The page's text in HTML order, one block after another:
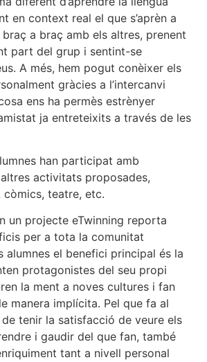
en context real el que s’aprèn a
a braç amb els altres, prenent
part del grup i sentint-se
A més, hem pogut conèixer els
gràcies a l’intercanvi
ens ha permès estrènyer
ja entreteixits a través de les
han participat amb
activitats proposades,
teatre, etc.
un projecte eTwinning reporta
per a tota la comunitat
alumnes el benefici principal és la
protagonistes del seu propi
la ment a noves cultures i fan
manera implícita. Pel que fa al
tenir la satisfacció de veure els
i gaudir del que fan, també
tant a nivell personal